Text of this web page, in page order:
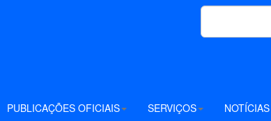
PUBLICAÇÕES OFICIAIS SERVIÇOS NOTÍCIAS